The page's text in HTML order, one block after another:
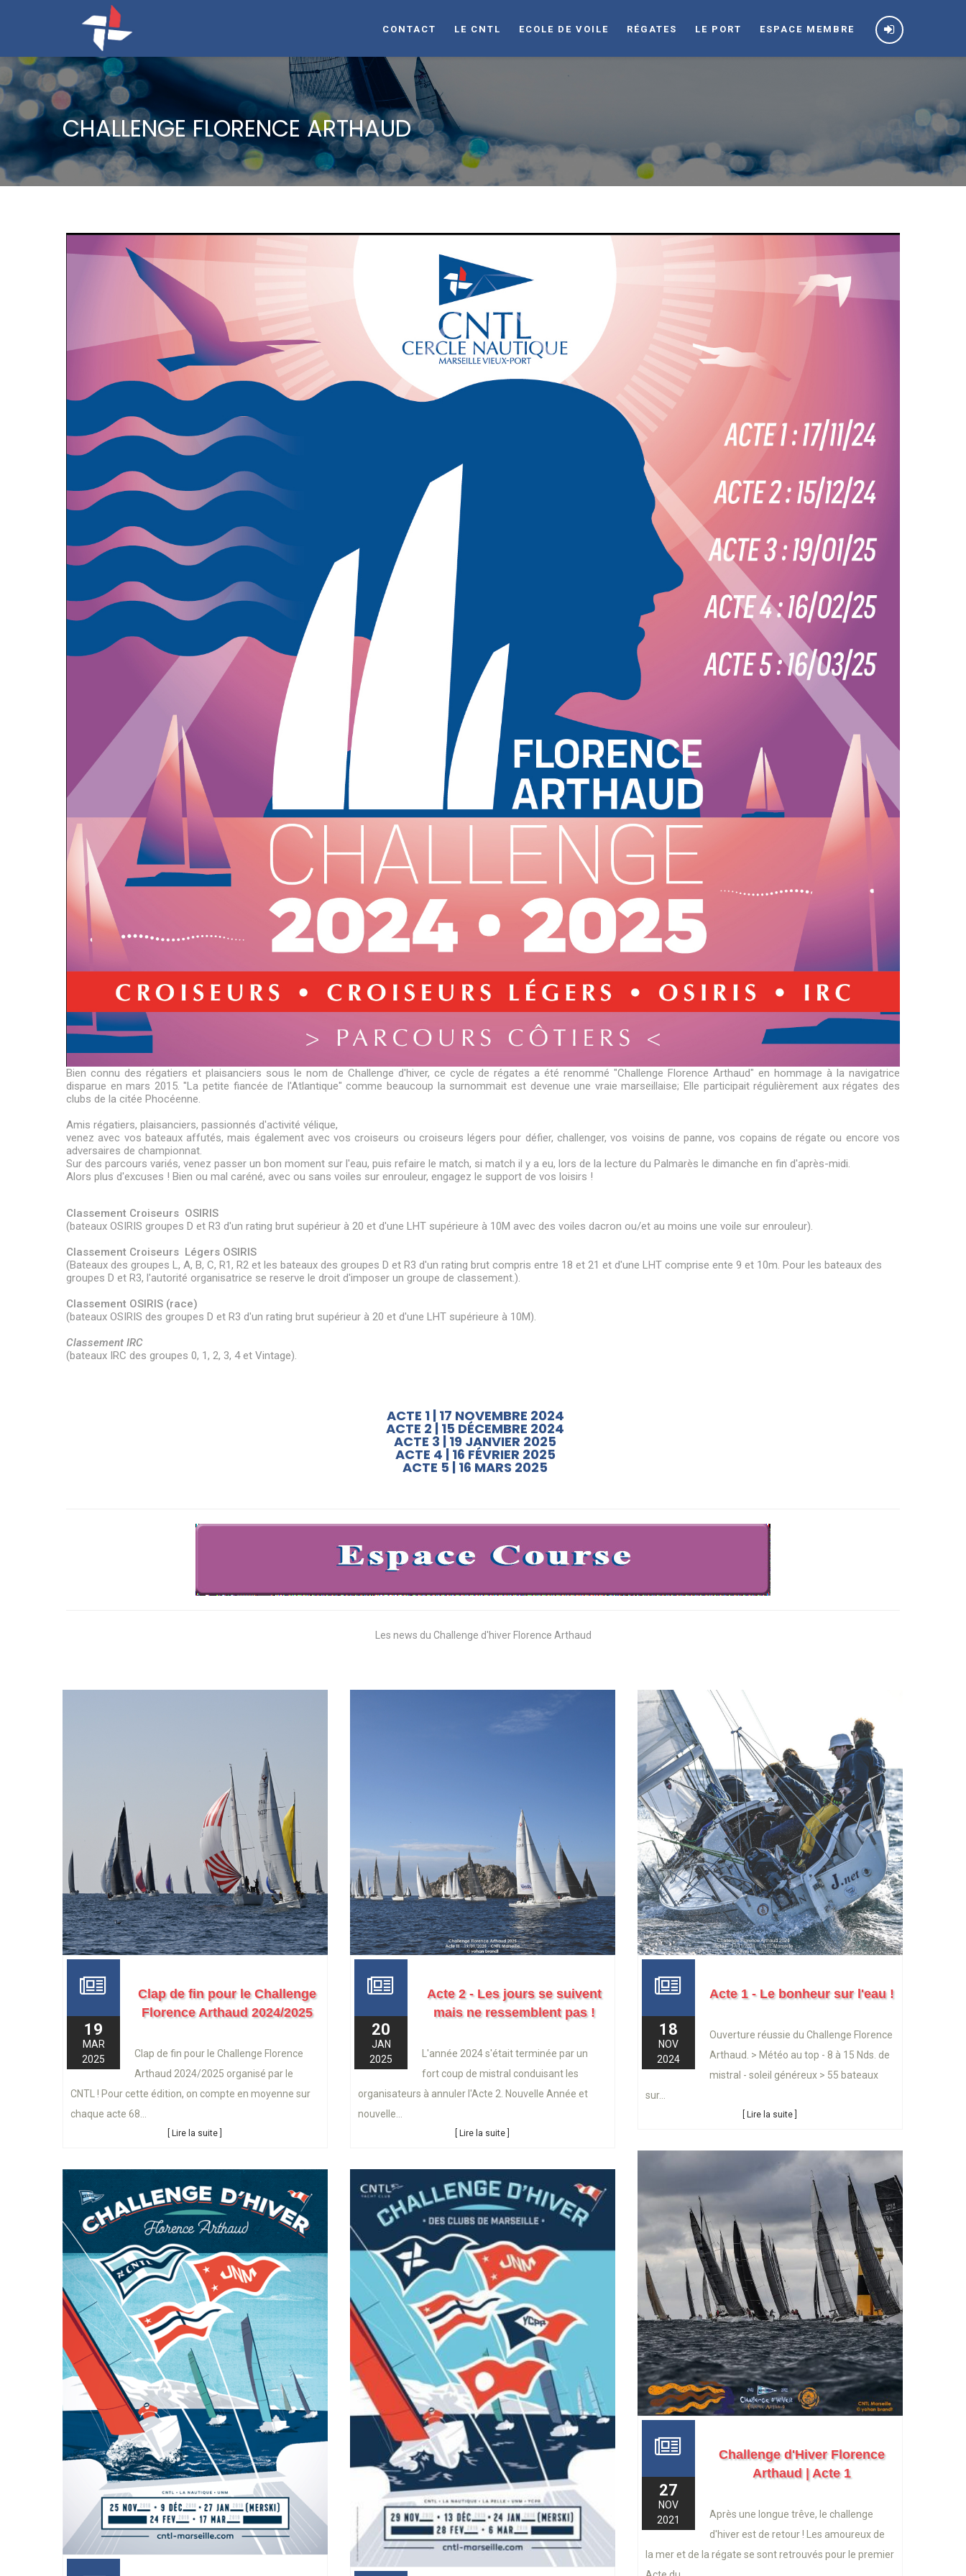
CONTACT LE CNTL ECOLE DE VOILE RÉGATES LE PORT ESPACE MEMBRE
CHALLENGE FLORENCE ARTHAUD
Bien connu des régatiers et plaisanciers sous le nom de Challenge d'hiver, ce cycle de régates a été renommé"Challenge Florence Arthaud" en hommage à la navigatrice
disparue en mars 2015. "La petite fiancée de l'Atlantique" comme beaucoup la surnommait est devenue une vraie marseillaise; Elle participait régulièrement aux régates des
clubs de la citée Phocéenne.
Amis régatiers, plaisanciers, passionnés d'activité vélique,
venez avec vos bateaux affutés, mais également avec vos croiseurs ou croiseurs légers pour défier, challenger, vos voisins de panne, vos copains de régate ou encore vos
adversaires de championnat.
Sur des parcours variés, venez passer un bon moment sur l'eau, puis refaire le match, si match il y a eu, lors de la lecture du Palmarès le dimanche en fin d'après-midi.
Alors plus d'excuses ! Bien ou mal caréné, avec ou sans voiles sur enrouleur, engagez le support de vos loisirs !
Classement Croiseurs OSIRIS
(bateaux OSIRIS groupes D et R3 d'un rating brut supérieur à 20 et d'une LHT supérieure à 10M avec des voiles dacron ou/et au moins une voile sur enrouleur).
Classement Croiseurs Légers OSIRIS
(Bateaux des groupes L, A, B, C, R1, R2 et les bateaux des groupes D et R3 d'un rating brut compris entre 18 et 21 et d'une LHT comprise ente 9 et 10m. Pour les bateaux des
groupes D et R3, l'autorité organisatrice se reserve le droit d'imposer un groupe de classement.).
Classement OSIRIS (race)
(bateaux OSIRIS des groupes D et R3 d'un rating brut supérieur à 20 et d'une LHT supérieure à 10M).
Classement IRC
(bateaux IRC des groupes 0, 1, 2, 3, 4 et Vintage).
ACTE 1 | 17 NOVEMBRE 2024
ACTE 2 | 15 DÉCEMBRE 2024
ACTE 3 | 19 JANVIER 2025
ACTE 4 | 16 FÉVRIER 2025
ACTE 5 | 16 MARS 2025
Les news du Challenge d'hiver Florence Arthaud
19
MAR
2025
Clap de fin pour le Challenge
Florence Arthaud 2024/2025
Clap de fin pour le Challenge Florence
Arthaud 2024/2025 organisé par le
CNTL ! Pour cette édition, on compte en moyenne sur
chaque acte 68...
[ Lire la suite ]
20
JAN
2025
Acte 2 - Les jours se suivent
mais ne ressemblent pas !
L'année 2024 s'était terminée par un
fort coup de mistral conduisant les
organisateurs à annuler l'Acte 2. Nouvelle Année et
nouvelle...
[ Lire la suite ]
18
NOV
2024
Acte 1 - Le bonheur sur l'eau !
Ouverture réussie du Challenge Florence
Arthaud. > Météo au top - 8 à 15 Nds. de
mistral - soleil généreux > 55 bateaux
sur...
[ Lire la suite ]
27
NOV
2021
Challenge d'Hiver Florence
Arthaud | Acte 1
Après une longue trêve, le challenge
d'hiver est de retour ! Les amoureux de
la mer et de la régate se sont retrouvés pour le premier